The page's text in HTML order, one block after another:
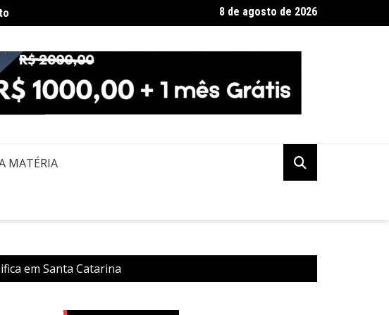
Polícia Federal indicia 16 pessoas por queda de avião da Voepass
8 de agosto de 2026
MATÉRIA
em Santa Catarina